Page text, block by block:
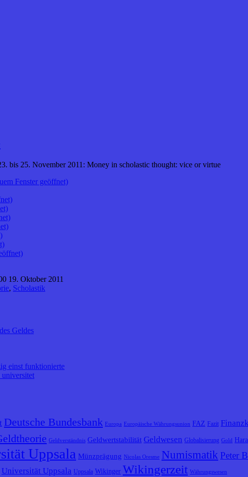
bis 25. November 2011: Money in scholastic thought: vice or virtue
Fenster geöffnet)
19. Oktober 2011
, Scholastik
Geldes
einst funktionierte
Deutsche Bundesbank Europa Europäische Währungsunion FAZ Fazit
Geldverständnis Geldwertstabilität Geldwesen Globalisierung Gold
Uppsala Münzprägung Nicolas Oresme Numismatik Peter
Universität Uppsala Uppsala Wikinger Wikingerzeit Währungswesen